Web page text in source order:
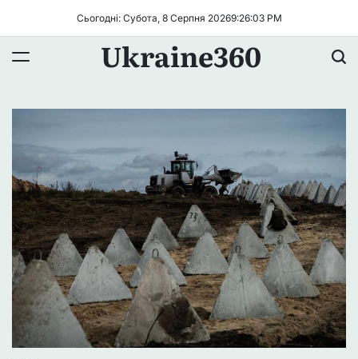
Сьогодні: Субота, 8 Серпня 20269:26:04 PM
Ukraine360